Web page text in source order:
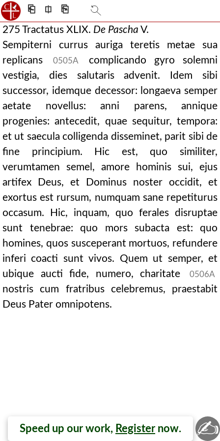
⎗ ⎅ ⎘
275 Tractatus XLIX. De Pascha V.
Sempiterni currus auriga teretis metae sua
replicans
0505A
complicando gyro solemni
vestigia, dies salutaris advenit. Idem sibi
successor, idemque decessor: longaeva semper
aetate novellus: anni parens, annique
progenies: antecedit, quae sequitur, tempora:
et ut saecula colligenda disseminet, parit sibi de
fine principium. Hic est, quo similiter,
verumtamen semel, amore hominis sui, ejus
artifex Deus, et Dominus noster occidit, et
exortus est rursum, numquam sane repetiturus
occasum. Hic, inquam, quo ferales disruptae
sunt tenebrae: quo mors subacta est: quo
homines, quos susceperant mortuos, refundere
inferi coacti sunt vivos. Quem ut semper, et
ubique aucti fide, numero, charitate
0506A
nostris cum fratribus celebremus, praestabit
Deus Pater omnipotens.
Speed up our work, Register now. ✍